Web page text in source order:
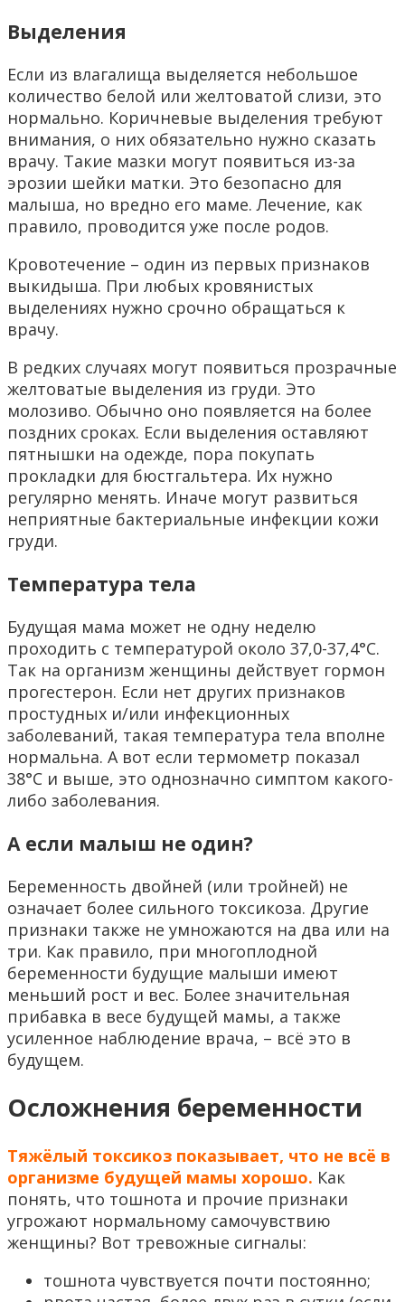
Выделения
Если из влагалища выделяется небольшое
количество белой или желтоватой слизи, это
нормально. Коричневые выделения требуют
внимания, о них обязательно нужно сказать
врачу. Такие мазки могут появиться из-за
эрозии шейки матки. Это безопасно для
малыша, но вредно его маме. Лечение, как
правило, проводится уже после родов.
Кровотечение – один из первых признаков
выкидыша. При любых кровянистых
выделениях нужно срочно обращаться к
врачу.
В редких случаях могут появиться прозрачные
желтоватые выделения из груди. Это
молозиво. Обычно оно появляется на более
поздних сроках. Если выделения оставляют
пятнышки на одежде, пора покупать
прокладки для бюстгальтера. Их нужно
регулярно менять. Иначе могут развиться
неприятные бактериальные инфекции кожи
груди.
Температура тела
Будущая мама может не одну неделю
проходить с температурой около 37,0-37,4°С.
Так на организм женщины действует гормон
прогестерон. Если нет других признаков
простудных и/или инфекционных
заболеваний, такая температура тела вполне
нормальна. А вот если термометр показал
38°С и выше, это однозначно симптом какого-
либо заболевания.
А если малыш не один?
Беременность двойней (или тройней) не
означает более сильного токсикоза. Другие
признаки также не умножаются на два или на
три. Как правило, при многоплодной
беременности будущие малыши имеют
меньший рост и вес. Более значительная
прибавка в весе будущей мамы, а также
усиленное наблюдение врача, – всё это в
будущем.
Осложнения беременности
Тяжёлый токсикоз показывает, что не всё в
организме будущей мамы хорошо. Как
понять, что тошнота и прочие признаки
угрожают нормальному самочувствию
женщины? Вот тревожные сигналы:
тошнота чувствуется почти постоянно;